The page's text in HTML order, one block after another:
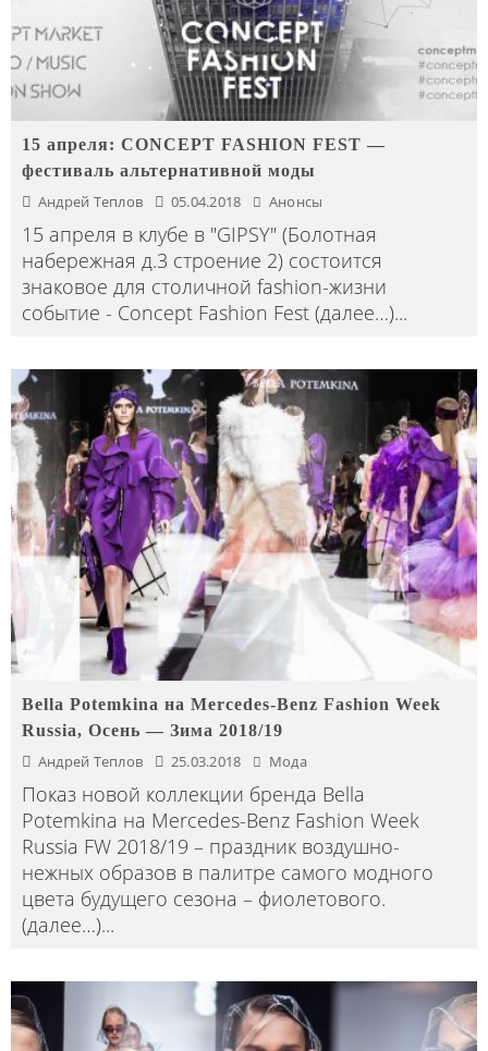
15 апреля: CONCEPT FASHION FEST —
фестиваль альтернативной моды
Андрей Теплов 05.04.2018 Анонсы
15 апреля в клубе в "GIPSY" (Болотная
набережная д.3 строение 2) состоится
знаковое для столичной fashion-жизни
событие - Сoncept Fashion Fest (далее…)...
Bella Potemkina на Mercedes-Benz Fashion Week
Russia, Осень — Зима 2018/19
Андрей Теплов 25.03.2018 Мода
Показ новой коллекции бренда Bella
Potemkina на Mercedes-Benz Fashion Week
Russia FW 2018/19 – праздник воздушно-
нежных образов в палитре самого модного
цвета будущего сезона – фиолетового.
(далее…)...